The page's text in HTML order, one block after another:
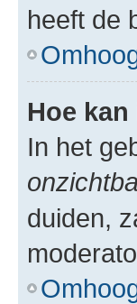
heeft de
Hoe
In het
duiden,